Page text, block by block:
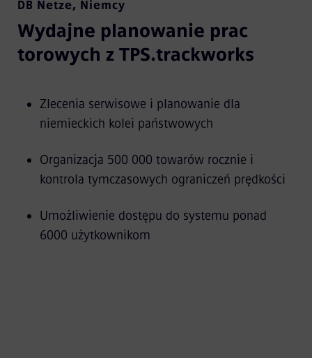
DB Netze, Niemcy
Wydajne planowanie prac
torowych z TPS.trackworks
Zlecenia serwisowe i planowanie dla
niemieckich kolei państwowych
Organizacja 500 000 towarów rocznie i
kontrola tymczasowych ograniczeń prędkości
Umożliwienie dostępu do systemu ponad
6000 użytkownikom